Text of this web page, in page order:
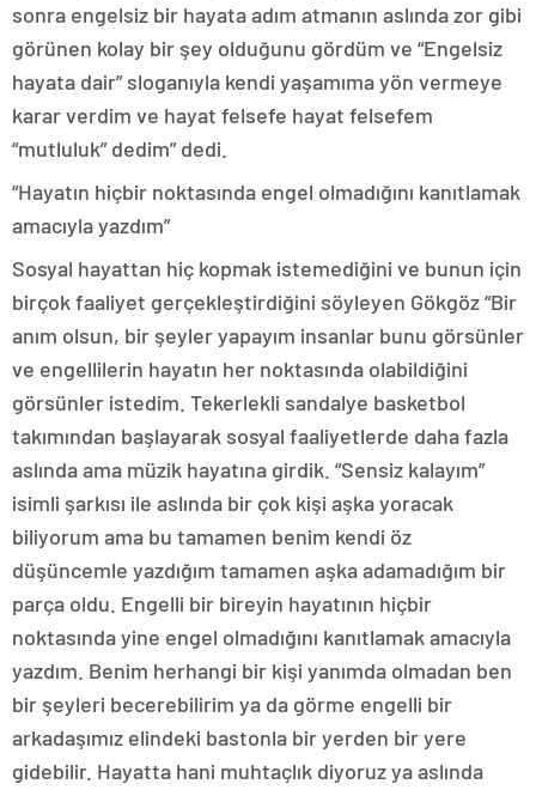
sonra engelsiz bir hayata adım atmanın aslında zor gibi
görünen kolay bir şey olduğunu gördüm ve “Engelsiz
hayata dair” sloganıyla kendi yaşamıma yön vermeye
karar verdim ve hayat felsefe hayat felsefem
“mutluluk” dedim” dedi.
“Hayatın hiçbir noktasında engel olmadığını kanıtlamak
amacıyla yazdım”
Sosyal hayattan hiç kopmak istemediğini ve bunun için
birçok faaliyet gerçekleştirdiğini söyleyen Gökgöz “Bir
anım olsun, bir şeyler yapayım insanlar bunu görsünler
ve engellilerin hayatın her noktasında olabildiğini
görsünler istedim. Tekerlekli sandalye basketbol
takımından başlayarak sosyal faaliyetlerde daha fazla
aslında ama müzik hayatına girdik. “Sensiz kalayım”
isimli şarkısı ile aslında bir çok kişi aşka yoracak
biliyorum ama bu tamamen benim kendi öz
düşüncemle yazdığım tamamen aşka adamadığım bir
parça oldu. Engelli bir bireyin hayatının hiçbir
noktasında yine engel olmadığını kanıtlamak amacıyla
yazdım. Benim herhangi bir kişi yanımda olmadan ben
bir şeyleri becerebilirim ya da görme engelli bir
arkadaşımız elindeki bastonla bir yerden bir yere
gidebilir. Hayatta hani muhtaçlık diyoruz ya aslında